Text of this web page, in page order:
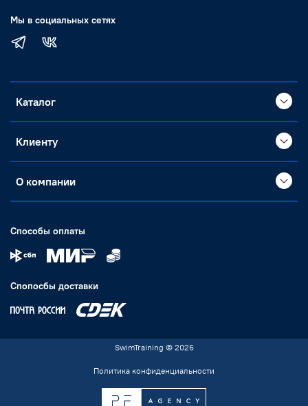
Мы в социальных сетях
Каталог
Клиенту
О компании
Способы оплаты
Спопосбы доставки
SwimTraining © 2026
Политика конфиденциальности